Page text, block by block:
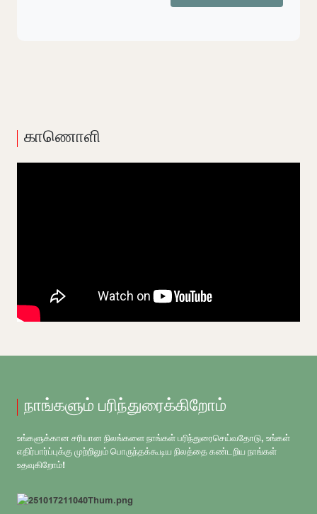
காணொளி
நாங்களும் பரிந்துரைக்கிறோம்
உங்களுக்கான சரியான நிலங்களை நாங்கள் பரிந்துரைசெய்வதோடு, உங்கள்
எதிர்பார்ப்புக்கு முற்றிலும் பொருந்தக்கூடிய நிலத்தை கண்டறிய நாங்கள்
உதவுகிறோம்!